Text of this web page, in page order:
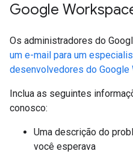
Google
Os administradores do
um e-mail para um
desenvolvedores do Google
Inclua as seguintes
conosco:
Uma descrição do
você esperava